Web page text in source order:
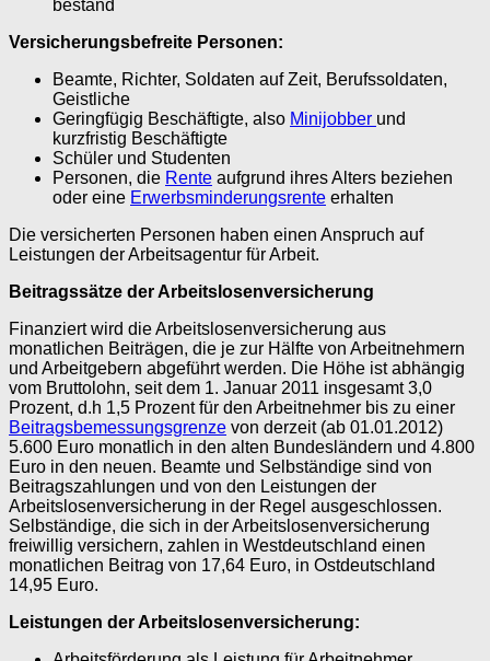
bestand
Versicherungsbefreite Personen:
Beamte, Richter, Soldaten auf Zeit, Berufssoldaten,
Geistliche
Geringfügig Beschäftigte, also Minijobber und
kurzfristig Beschäftigte
Schüler und Studenten
Personen, die Rente aufgrund ihres Alters beziehen
oder eine Erwerbsminderungsrente erhalten
Die versicherten Personen haben einen Anspruch auf
Leistungen der Arbeitsagentur für Arbeit.
Beitragssätze der Arbeitslosenversicherung
Finanziert wird die Arbeitslosenversicherung aus
monatlichen Beiträgen, die je zur Hälfte von Arbeitnehmern
und Arbeitgebern abgeführt werden. Die Höhe ist abhängig
vom Bruttolohn, seit dem 1. Januar 2011 insgesamt 3,0
Prozent, d.h 1,5 Prozent für den Arbeitnehmer bis zu einer
Beitragsbemessungsgrenze von derzeit (ab 01.01.2012)
5.600 Euro monatlich in den alten Bundesländern und 4.800
Euro in den neuen. Beamte und Selbständige sind von
Beitragszahlungen und von den Leistungen der
Arbeitslosenversicherung in der Regel ausgeschlossen.
Selbständige, die sich in der Arbeitslosenversicherung
freiwillig versichern, zahlen in Westdeutschland einen
monatlichen Beitrag von 17,64 Euro, in Ostdeutschland
14,95 Euro.
Leistungen der Arbeitslosenversicherung: